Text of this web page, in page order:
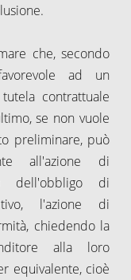
che, secondo
ad un
contrattuale
se non vuole
preliminare, può
all'azione di
dell'obbligo di
l'azione di
chiedendo la
alla loro
equivalente, cioè